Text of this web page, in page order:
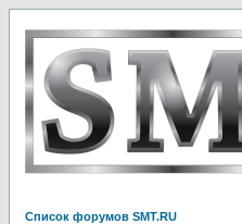
Список форумов SMT.RU